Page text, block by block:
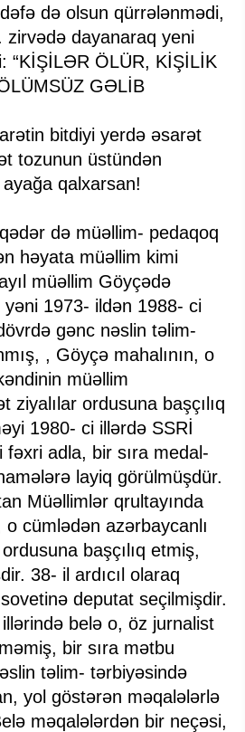
də olsun qürrələnmədi,
zirvədə dayanaraq yeni
“KİŞİLƏR ÖLÜR, KİŞİLİK
GƏLİB
bitdiyi yerdə əsarət
tozunun üstündən
qalxarsan!
də müəllim- pedaqoq
həyata müəllim kimi
müəllim Göyçədə
yəni 1973- ildən 1988- ci
gənc nəslin təlim-
, Göyçə mahalının, o
müəllim
ziyalılar ordusuna başçılıq
1980- ci illərdə SSRİ
fəxri adla, bir sıra medal-
layiq görülmüşdür.
Müəllimlər qrultayında
o cümlədən azərbaycanlı
başçılıq etmiş,
38- il ardıcıl olaraq
deputat seçilmişdir.
belə o, öz jurnalist
bir sıra mətbu
təlim- tərbiyəsində
yol göstərən məqalələrlə
məqalələrdən bir neçəsi,